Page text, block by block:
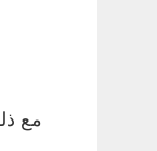
مع